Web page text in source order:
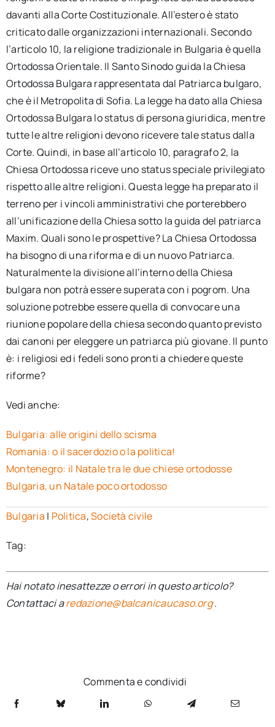
davanti alla Corte Costituzionale. All’estero è stato
criticato dalle organizzazioni internazionali. Secondo
l’articolo 10, la religione tradizionale in Bulgaria è quella
Ortodossa Orientale. Il Santo Sinodo guida la Chiesa
Ortodossa Bulgara rappresentata dal Patriarca bulgaro,
che è il Metropolita di Sofia. La legge ha dato alla Chiesa
Ortodossa Bulgara lo status di persona giuridica, mentre
tutte le altre religioni devono ricevere tale status dalla
Corte. Quindi, in base all’articolo 10, paragrafo 2, la
Chiesa Ortodossa riceve uno status speciale privilegiato
rispetto alle altre religioni. Questa legge ha preparato il
terreno per i vincoli amministrativi che porterebbero
all’unificazione della Chiesa sotto la guida del patriarca
Maxim. Quali sono le prospettive? La Chiesa Ortodossa
ha bisogno di una riforma e di un nuovo Patriarca.
Naturalmente la divisione all’interno della Chiesa
bulgara non potrà essere superata con i pogrom. Una
soluzione potrebbe essere quella di convocare una
riunione popolare della chiesa secondo quanto previsto
dai canoni per eleggere un patriarca più giovane. Il punto
è: i religiosi ed i fedeli sono pronti a chiedere queste
riforme?
Vedi anche:
Bulgaria: alle origini dello scisma
Romania: o il sacerdozio o la politica!
Montenegro: il Natale tra le due chiese ortodosse
Bulgaria, un Natale poco ortodosso
Bulgaria | Politica,Società civile
Tag:
Hai notato inesattezze o errori in questo articolo?
Contattaci aredazione@balcanicaucaso.org.
Commenta e condividi